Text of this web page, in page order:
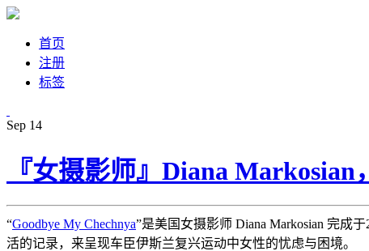
首页
注册
标签
Sep 14
『女摄影师』Diana
“Goodbye My Chechnya”是美国女摄影师 Diana Markosian 完成
活的记录，来呈现车臣伊斯兰复兴运动中女性的忧虑与困境。